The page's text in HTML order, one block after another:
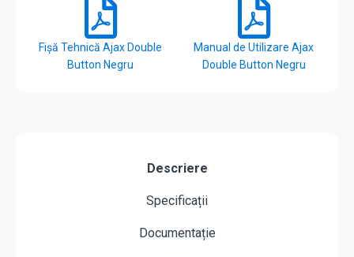
Fișă Tehnică Ajax Double
Button Negru
Manual de Utilizare Ajax
Double Button Negru
Descriere
Specificații
Documentație